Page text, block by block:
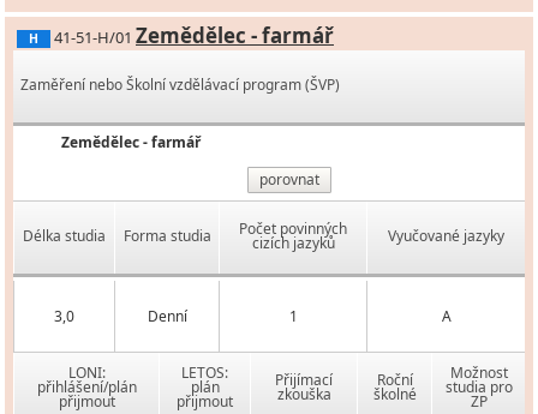
H 41-51-H/01 Zemědělec - farmář
Zaměření nebo Školní vzdělávací program (ŠVP)
Zemědělec - farmář
porovnat
Délka studia Forma studia Počet povinných
cizích jazyků Vyučované jazyky
3,0 Denní 1 A
LONI:
přihlášení/plán
přijmout
LETOS:
plán
přijmout
Přijímací
zkouška
Roční
školné
Možnost
studia pro
ZP